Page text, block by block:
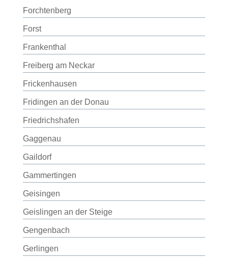
Forchtenberg
Forst
Frankenthal
Freiberg am Neckar
Frickenhausen
Fridingen an der Donau
Friedrichshafen
Gaggenau
Gaildorf
Gammertingen
Geisingen
Geislingen an der Steige
Gengenbach
Gerlingen